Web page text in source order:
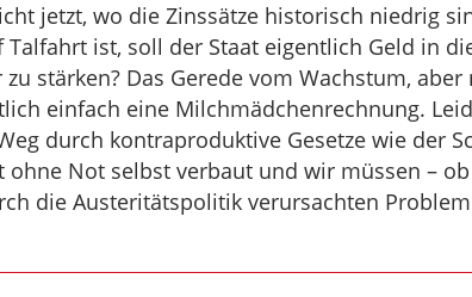
jetzt, wo die Zinssätze historisch niedrig
ist, soll der Staat eigentlich Geld in
stärken? Das Gerede vom Wachstum,
einfach eine Milchmädchenrechnung.
durch kontraproduktive Gesetze wie der
ohne Not selbst verbaut und wir müssen –
die Austeritätspolitik verursachten